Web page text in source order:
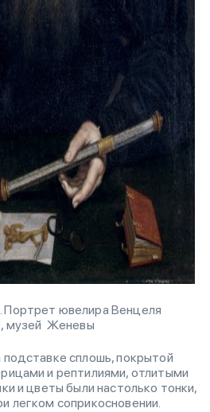
ювелира Венцеля
музей Женевы
сплошь, покрытой
и рептилиями, отлитыми
и цветы были настолько тонки,
легком соприкосновении.